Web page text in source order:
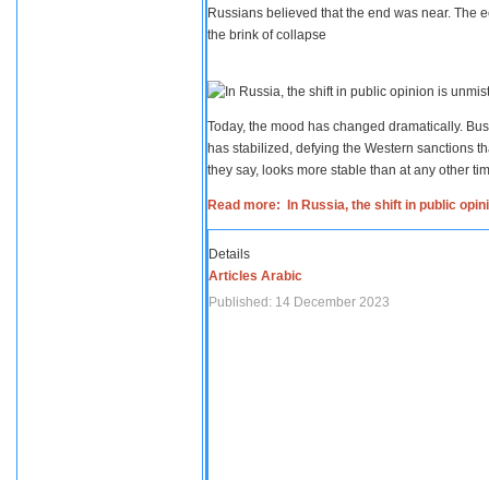
Russians believed that the end was near. The
the brink of collapse
Today, the mood has changed dramatically.
has stabilized, defying the Western sanctions
they say, looks more stable than at any other
Read more: In Russia, the shift in public
Details
Articles Arabic
Published: 14 December 2023